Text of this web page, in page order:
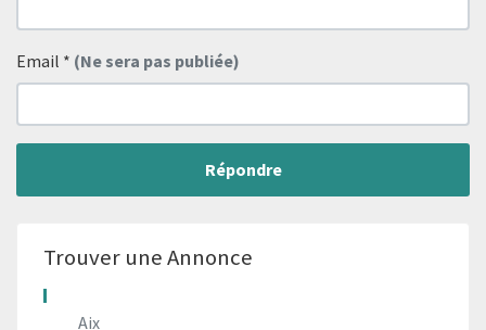
Email * (Ne sera pas publiée)
Répondre
Trouver une Annonce
Aix